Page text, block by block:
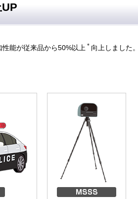
能が従来品から50%以上 ＊ 向上しました